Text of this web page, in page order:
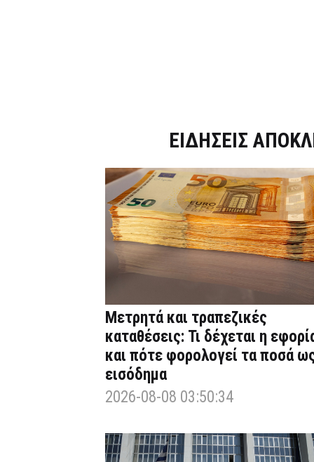
ΕΙΔΗΣΕΙΣ
Μετρητά και τραπεζικές
καταθέσεις: Τι δέχεται η
και πότε φορολογεί τα ποσά
εισόδημα
2026-08-08 03:50:34